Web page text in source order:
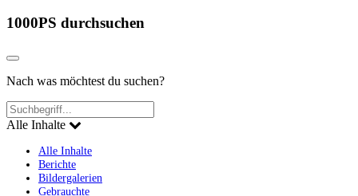
1000PS durchsuchen
Nach was möchtest du suchen?
Alle Inhalte
Alle Inhalte
Berichte
Bildergalerien
Gebrauchte